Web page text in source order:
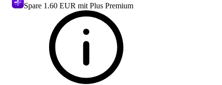
Spare 1.60 EUR mit Plus Premium